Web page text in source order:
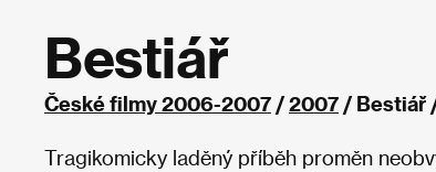
Bestiář
České filmy 2006-2007 /2007 / Bestiář
Tragikomicky laděný příběh proměn